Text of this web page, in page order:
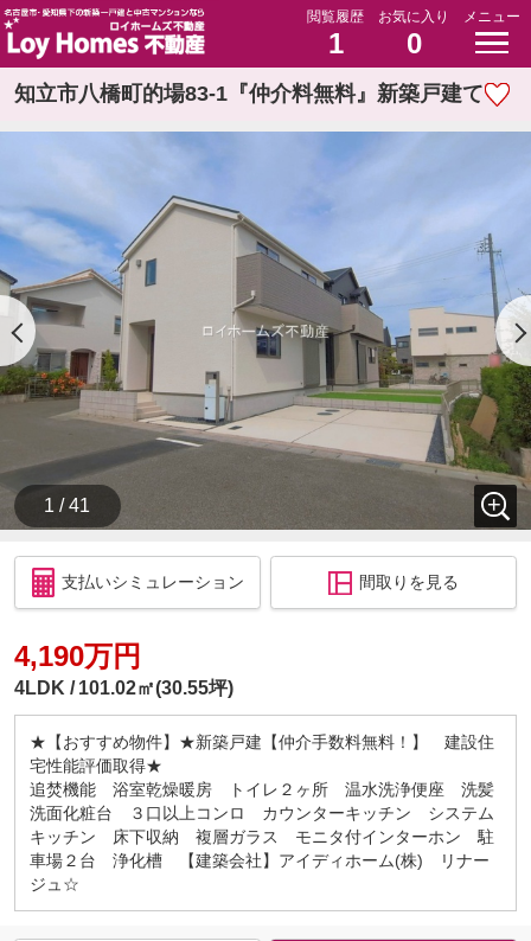
閲覧履歴
1
お気に入り
0
メニュー
知立市八橋町的場83-1『仲介料無料』新築戸建て
1 / 41
支払いシミュレーション 間取りを見る
4,190万円
4LDK 101.02㎡(30.55坪)
★【おすすめ物件】★新築戸建【仲介手数料無料！】 建設住
宅性能評価取得★
追焚機能 浴室乾燥暖房 トイレ２ヶ所 温水洗浄便座 洗髪
洗面化粧台 ３口以上コンロ カウンターキッチン システム
キッチン 床下収納 複層ガラス モニタ付インターホン 駐
車場２台 浄化槽 【建築会社】アイディホーム(株) リナー
ジュ☆